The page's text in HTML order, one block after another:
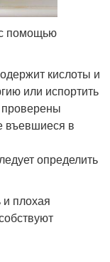
помощью
кислоты и
или испортить
въевшиеся в
определить
плохая